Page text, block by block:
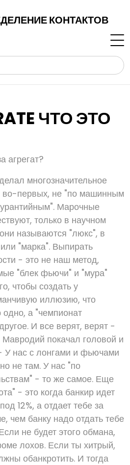
КОНТАКТОВ
ЧТО ЭТО
агрегат?
многозначительное
первых, не "по машинным
Марочные
только в научном
называются "люкс", в
"марка". Выпирать
- это не наш метод,
"блек фьючи" и "мура"
чтобы создать у
иллюзию, что
а "чемпионат
И все верят, верят -
покачал головой и
У нас с лонгами и фьючами
не там. У нас "по
- то же самое. Еще
- это когда банкир идет
12%, а отдает тебе за
чем банку надо отдать тебе
не будет этого обмана,
лохов. Если ты хитрый,
обанкротить. И тогда